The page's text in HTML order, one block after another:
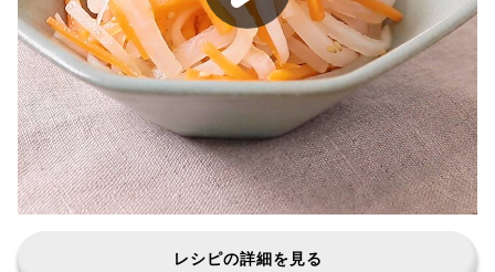
レシピの詳細を見る